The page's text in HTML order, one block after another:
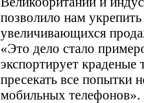
позволило нам
увеличивающихся
«Это дело стало
экспортирует
пресекать все попытки
мобильных телефонов».